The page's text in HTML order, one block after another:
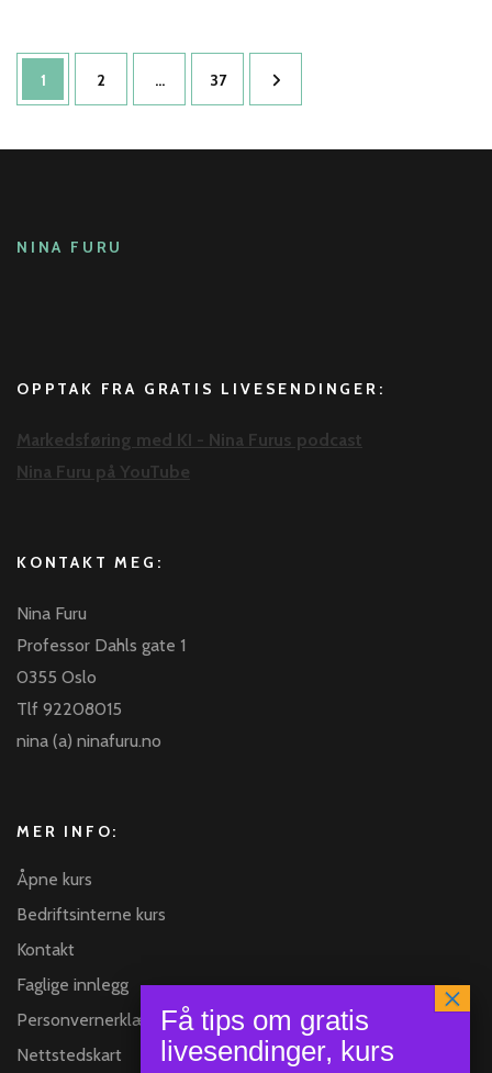
Sidepaginering
Side
1 Side
2 … Side
37
NINA FURU
OPPTAK FRA GRATIS LIVESENDINGER:
Markedsføring med KI - Nina Furus podcast
Nina Furu på YouTube
KONTAKT MEG:
Nina Furu
Professor Dahls gate 1
0355 Oslo
Tlf 92208015
nina (a) ninafuru.no
MER INFO:
Åpne kurs
Bedriftsinterne kurs
Kontakt
Faglige innlegg
Personvernerklæring
Nettstedskart